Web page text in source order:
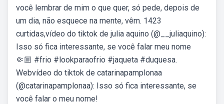
você lembrar de mim o que quer, só pede, depois de
um dia, não esquece na mente, vêm. 1423
curtidas,vídeo do tiktok de julia aquino (@__juliaquino):
Isso só fica interessante, se você falar meu nome
🤏🏼 #frio #lookparaofrio #jaqueta #duquesa.
Webvídeo do tiktok de catarinapamplonaa
(@catarinapamplonaa): Isso só fica interessante, se
você falar o meu nome!